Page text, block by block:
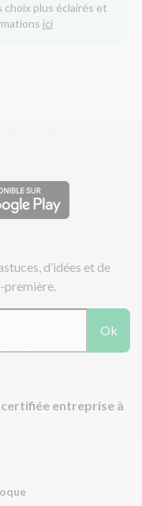
choix plus éclairés et
ici
d’idées et de
première.
Ok
certifiée entreprise à